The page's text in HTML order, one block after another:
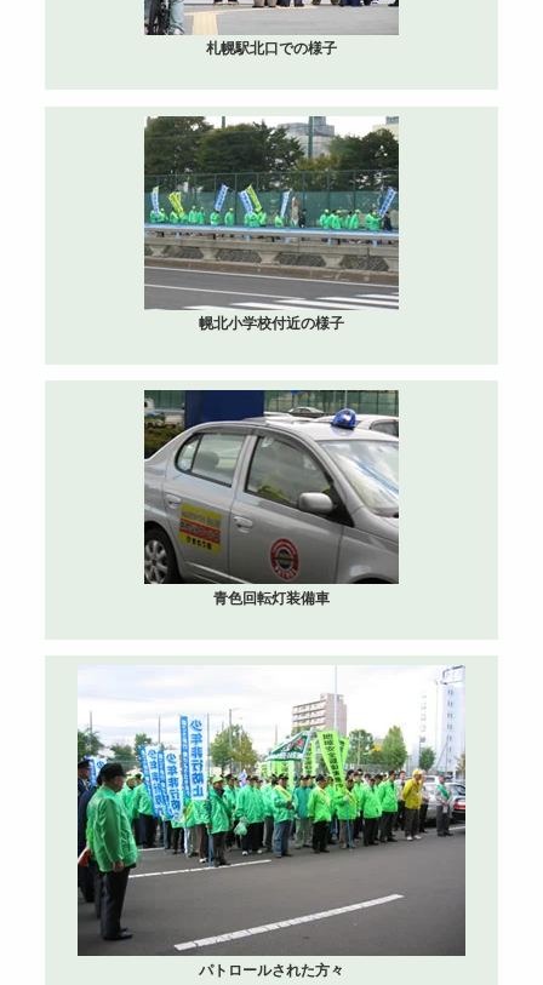
札幌駅北口での様子
幌北小学校付近の様子
青色回転灯装備車
パトロールされた方々